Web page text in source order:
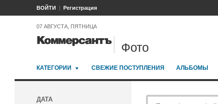
ВОЙТИ Регистрация
07 АВГУСТА, ПЯТНИЦА
Фото
КАТЕГОРИИ СВЕЖИЕ ПОСТУПЛЕНИЯ АЛЬБОМЫ
ДАТА